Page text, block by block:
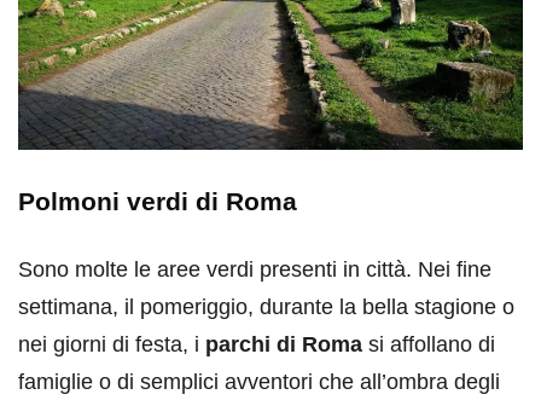
Polmoni verdi di Roma
Sono molte le aree verdi presenti in città. Nei fine
settimana, il pomeriggio, durante la bella stagione o
nei giorni di festa, i parchi di Roma si affollano di
famiglie o di semplici avventori che all’ombra degli